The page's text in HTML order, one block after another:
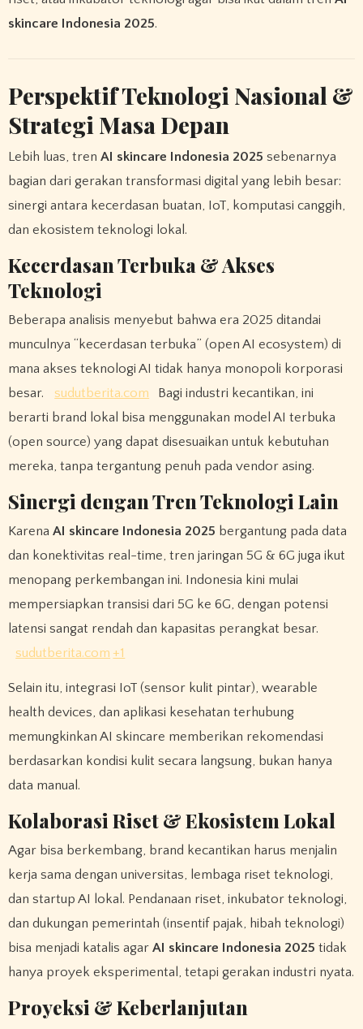
skincare Indonesia 2025.
Perspektif Teknologi Nasional &
Strategi Masa Depan
Lebih luas, tren AI skincare Indonesia 2025 sebenarnya
bagian dari gerakan transformasi digital yang lebih besar:
sinergi antara kecerdasan buatan, IoT, komputasi canggih,
dan ekosistem teknologi lokal.
Kecerdasan Terbuka & Akses
Teknologi
Beberapa analisis menyebut bahwa era 2025 ditandai
munculnya “kecerdasan terbuka” (open AI ecosystem) di
mana akses teknologi AI tidak hanya monopoli korporasi
besar.
sudutberita.com
Bagi industri kecantikan, ini
berarti brand lokal bisa menggunakan model AI terbuka
(open source) yang dapat disesuaikan untuk kebutuhan
mereka, tanpa tergantung penuh pada vendor asing.
Sinergi dengan Tren Teknologi Lain
Karena AI skincare Indonesia 2025 bergantung pada data
dan konektivitas real-time, tren jaringan 5G & 6G juga ikut
menopang perkembangan ini. Indonesia kini mulai
mempersiapkan transisi dari 5G ke 6G, dengan potensi
latensi sangat rendah dan kapasitas perangkat besar.
sudutberita.com +1
Selain itu, integrasi IoT (sensor kulit pintar), wearable
health devices, dan aplikasi kesehatan terhubung
memungkinkan AI skincare memberikan rekomendasi
berdasarkan kondisi kulit secara langsung, bukan hanya
data manual.
Kolaborasi Riset & Ekosistem Lokal
Agar bisa berkembang, brand kecantikan harus menjalin
kerja sama dengan universitas, lembaga riset teknologi,
dan startup AI lokal. Pendanaan riset, inkubator teknologi,
dan dukungan pemerintah (insentif pajak, hibah teknologi)
bisa menjadi katalis agar AI skincare Indonesia 2025 tidak
hanya proyek eksperimental, tetapi gerakan industri nyata.
Proyeksi & Keberlanjutan